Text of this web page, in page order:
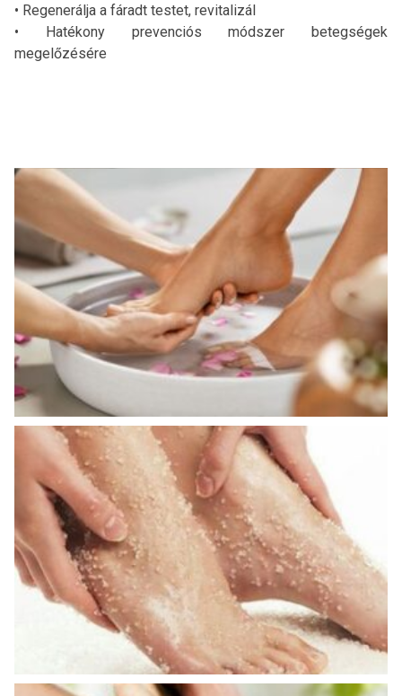
• Regenerálja a fáradt testet, revitalizál
• Hatékony prevenciós módszer betegségek
megelőzésére